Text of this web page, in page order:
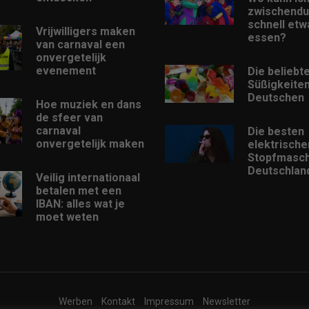
Vrijwilligers maken
van carnaval een
onvergetelijk
evenement
Hoe muziek en dans
de sfeer van
carnaval
onvergetelijk maken
Veilig internationaal
betalen met een
IBAN: alles wat je
moet weten
schnell
essen?
Die
Deutschen
Die besten
Werben Kontakt Impressum Newsletter